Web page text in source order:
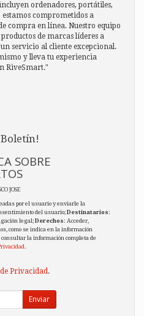
ordenadores, portátiles,
estamos comprometidos a
compra en línea. Nuestro equipo
de marcas líderes a
servicio al cliente excepcional.
y lleva tu experiencia
RiveSmart."
SOBRE
JOSE
por el usuario y enviarle la
del usuario;Destinatarios:
legal;Derechos: Acceder,
como se indica en la información
consultar la información completa de
.
Privacidad.
Enviar